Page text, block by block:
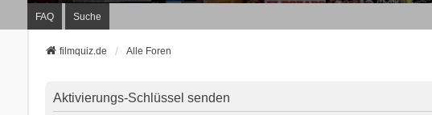
FAQ Suche
filmquiz.de Alle Foren
Aktivierungs-Schlüssel senden